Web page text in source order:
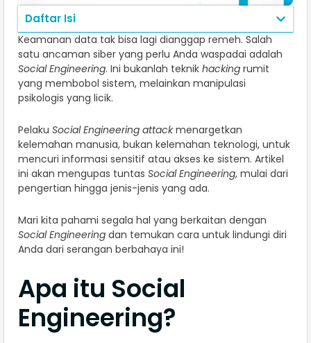
Daftar Isi
Keamanan data tak bisa lagi dianggap remeh. Salah
satu ancaman siber yang perlu Anda waspadai adalah
Social Engineering. Ini bukanlah teknik hacking rumit
yang membobol sistem, melainkan manipulasi
psikologis yang licik.
Pelaku Social Engineering attackmenargetkan
kelemahan manusia, bukan kelemahan teknologi, untuk
mencuri informasi sensitif atau akses ke sistem. Artikel
ini akan mengupas tuntas Social Engineering, mulai dari
pengertian hingga jenis-jenis yang ada.
Mari kita pahami segala hal yang berkaitan dengan
Social Engineering dan temukan cara untuk lindungi diri
Anda dari serangan berbahaya ini!
Apa itu Social
Engineering?